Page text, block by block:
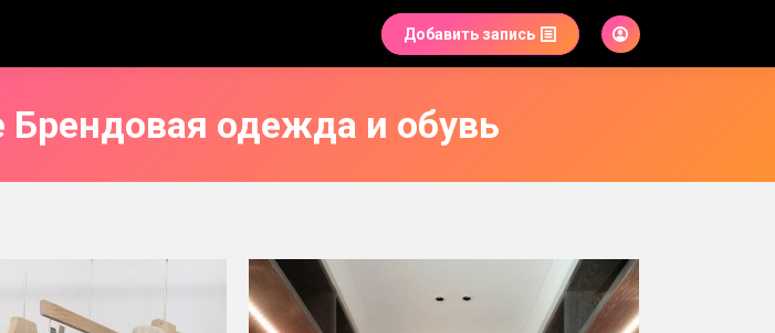
Добавить запись
Брендовая одежда и обувь